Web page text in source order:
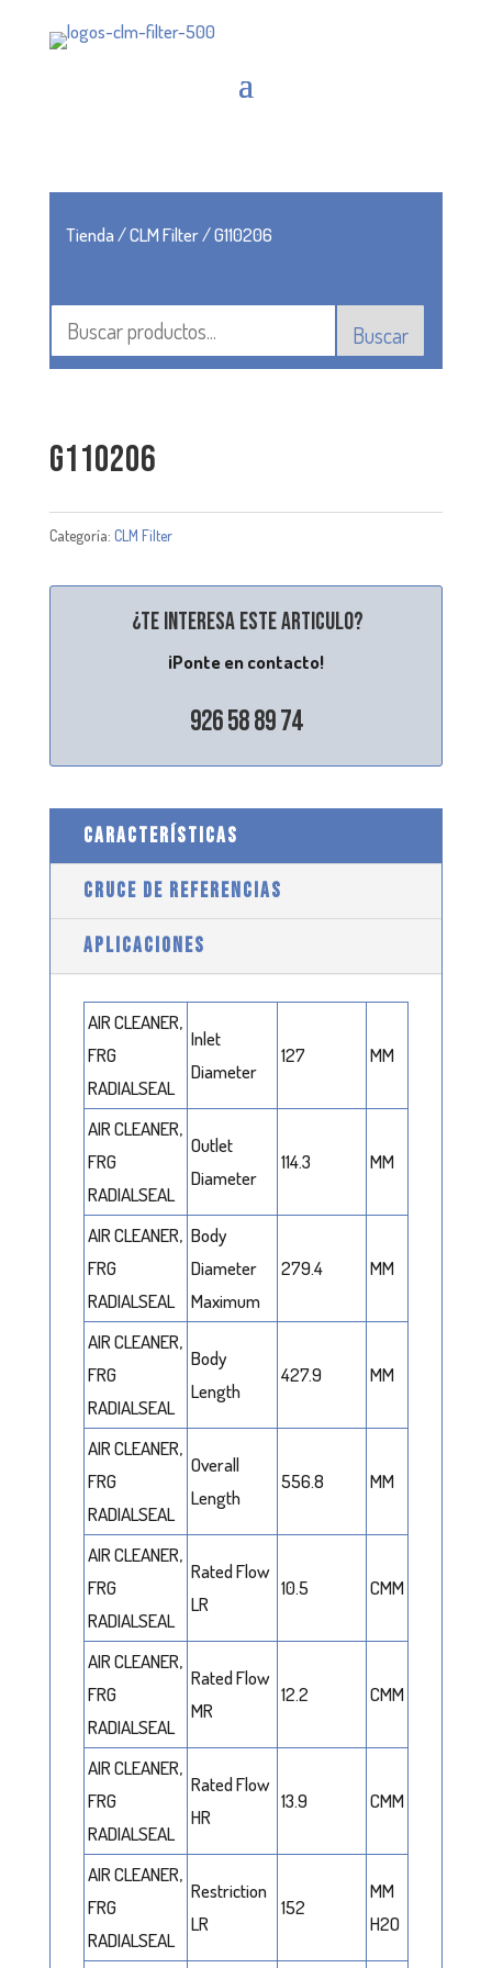
Tienda/CLM Filter/ G110206
Buscar
G110206
Categoría: CLM Filter
¿Te interesa este articulo?
¡Ponte en contacto!
926 58 89 74
CARACTERÍSTICAS
CRUCE DE REFERENCIAS
APLICACIONES
AIR CLEANER,
FRG
RADIALSEAL
Inlet
Diameter
127 MM
AIR CLEANER,
FRG
RADIALSEAL
Outlet
Diameter
114.3 MM
AIR CLEANER,
FRG
RADIALSEAL
Body
Diameter
Maximum
279.4 MM
AIR CLEANER,
FRG
RADIALSEAL
Body
Length
427.9 MM
AIR CLEANER,
FRG
RADIALSEAL
Overall
Length
556.8 MM
AIR CLEANER,
FRG
RADIALSEAL
Rated Flow
LR
10.5 CMM
AIR CLEANER,
FRG
RADIALSEAL
Rated Flow
MR
12.2 CMM
AIR CLEANER,
FRG
RADIALSEAL
Rated Flow
HR
13.9 CMM
AIR CLEANER,
FRG
RADIALSEAL
Restriction
LR
152
MM
H2O